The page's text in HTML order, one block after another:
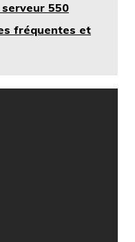
550
fréquentes et